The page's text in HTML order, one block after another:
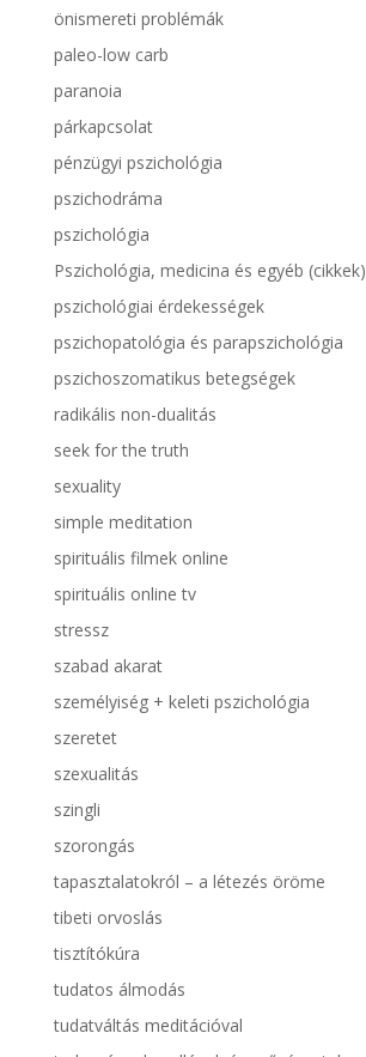
önismereti problémák
paleo-low carb
paranoia
párkapcsolat
pénzügyi pszichológia
pszichodráma
pszichológia
Pszichológia, medicina és egyéb (cikkek)
pszichológiai érdekességek
pszichopatológia és parapszichológia
pszichoszomatikus betegségek
radikális non-dualitás
seek for the truth
sexuality
simple meditation
spirituális filmek online
spirituális online tv
stressz
szabad akarat
személyiség + keleti pszichológia
szeretet
szexualitás
szingli
szorongás
tapasztalatokról – a létezés öröme
tibeti orvoslás
tisztítókúra
tudatos álmodás
tudatváltás meditációval